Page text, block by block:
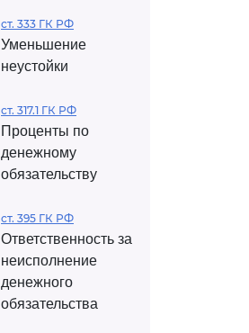
ст. 333 ГК РФ
Уменьшение
неустойки
ст. 317.1 ГК РФ
Проценты по
денежному
обязательству
ст. 395 ГК РФ
Ответственность за
неисполнение
денежного
обязательства